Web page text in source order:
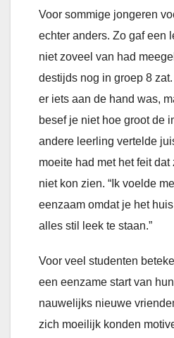
Voor sommige jongeren
echter anders. Zo gaf een
niet zoveel van had
destijds nog in groep 8
er iets aan de hand was,
besef je niet hoe groot de
andere leerling vertelde
moeite had met het feit
niet kon zien. “Ik voelde
eenzaam omdat je het
alles stil leek te staan.”
Voor veel studenten
een eenzame start van
nauwelijks nieuwe
zich moeilijk konden